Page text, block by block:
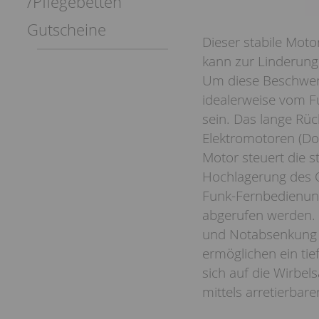
Gutscheine
Dieser stabile
kann zur
Um diese
idealerweise vom
sein. Das lange
Elektromotoren
Motor steuert die
Hochlagerung des
Funk-
abgerufen
und
ermöglichen ein
sich auf die
mittels